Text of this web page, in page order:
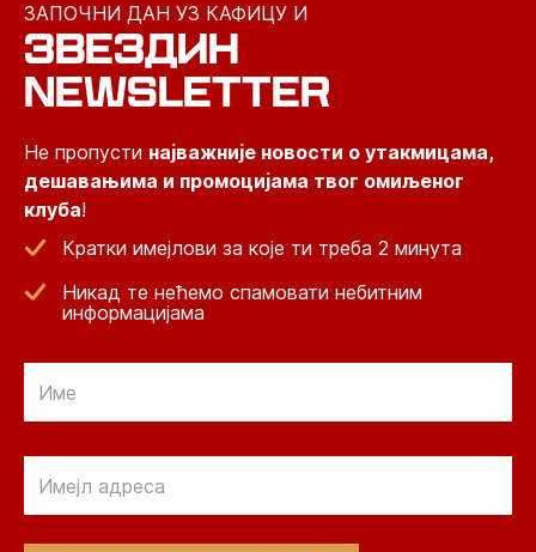
ЗАПОЧНИ ДАН УЗ КАФИЦУ И
ЗВЕЗДИН
NEWSLETTER
Не пропусти најважније новости о утакмицама,
дешавањима и промоцијама твог омиљеног
клуба!
Кратки имејлови за које ти треба 2 минута
Никад те нећемо спамовати небитним
информацијама